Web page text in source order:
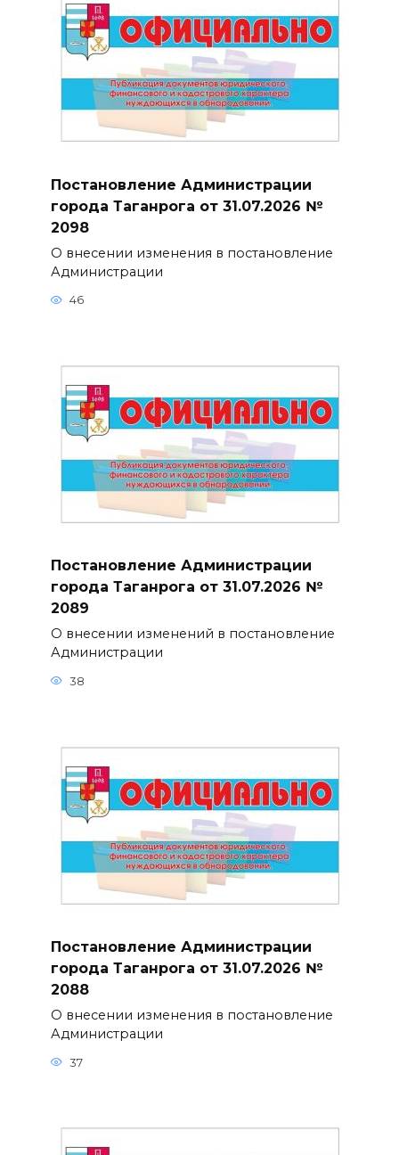
Постановление Администрации
города Таганрога от 31.07.2026 №
2098
О внесении изменения в постановление
Администрации
46
Постановление Администрации
города Таганрога от 31.07.2026 №
2089
О внесении изменений в постановление
Администрации
38
Постановление Администрации
города Таганрога от 31.07.2026 №
2088
О внесении изменения в постановление
Администрации
37